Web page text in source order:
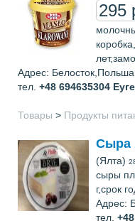
295
Адрес: Белосток,Польша
тел. +48 694635304
Товары > Продукты
Сыра
(Ялта)
сыры
г,срок
Адрес:
тел.